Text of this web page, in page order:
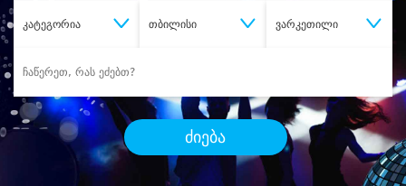
კატეგორია თბილისი ვარკეთილი
ძიება
შეიძინე
სასურველი მომსახურება